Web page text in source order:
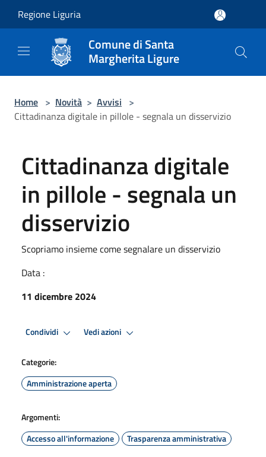
Regione Liguria
Comune di Santa
Margherita Ligure
Home > Novità > Avvisi >
Cittadinanza digitale in pillole - segnala un disservizio
Cittadinanza digitale
in pillole - segnala un
disservizio
Scopriamo insieme come segnalare un disservizio
Data :
11 dicembre 2024
Condividi Vedi azioni
Categorie:
Amministrazione aperta
Argomenti:
Accesso all'informazione
Trasparenza amministrativa